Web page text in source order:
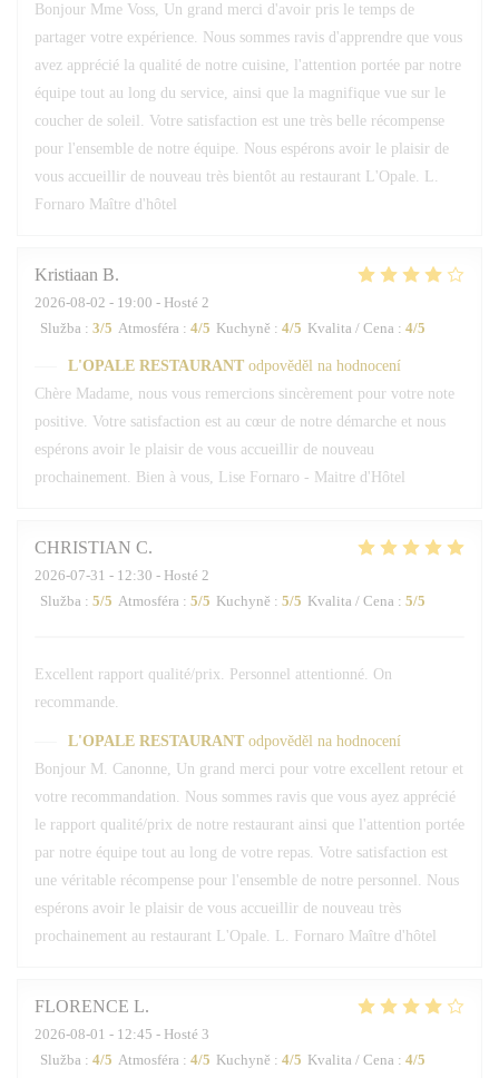
Bonjour Mme Voss, Un grand merci d'avoir pris le temps de
partager votre expérience. Nous sommes ravis d'apprendre que vous
avez apprécié la qualité de notre cuisine, l'attention portée par notre
équipe tout au long du service, ainsi que la magnifique vue sur le
coucher de soleil. Votre satisfaction est une très belle récompense
pour l'ensemble de notre équipe. Nous espérons avoir le plaisir de
vous accueillir de nouveau très bientôt au restaurant L'Opale. L.
Fornaro Maître d'hôtel
Kristiaan B
2026-08-02 - 19:00 - Hosté 2
Služba : 3/5 Atmosféra : 4/5 Kuchyně : 4/5 Kvalita / Cena : 4/5
L'OPALE RESTAURANT odpověděl na hodnocení
Chère Madame, nous vous remercions sincèrement pour votre note
positive. Votre satisfaction est au cœur de notre démarche et nous
espérons avoir le plaisir de vous accueillir de nouveau
prochainement. Bien à vous, Lise Fornaro - Maitre d'Hôtel
CHRISTIAN C
2026-07-31 - 12:30 - Hosté 2
Služba : 5/5 Atmosféra : 5/5 Kuchyně : 5/5 Kvalita / Cena : 5/5
Excellent rapport qualité/prix. Personnel attentionné. On
recommande.
L'OPALE RESTAURANT odpověděl na hodnocení
Bonjour M. Canonne, Un grand merci pour votre excellent retour et
votre recommandation. Nous sommes ravis que vous ayez apprécié
le rapport qualité/prix de notre restaurant ainsi que l'attention portée
par notre équipe tout au long de votre repas. Votre satisfaction est
une véritable récompense pour l'ensemble de notre personnel. Nous
espérons avoir le plaisir de vous accueillir de nouveau très
prochainement au restaurant L'Opale. L. Fornaro Maître d'hôtel
FLORENCE L
2026-08-01 - 12:45 - Hosté 3
Služba : 4/5 Atmosféra : 4/5 Kuchyně : 4/5 Kvalita / Cena : 4/5